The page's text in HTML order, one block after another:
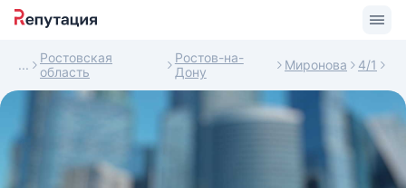
Ростовская
область
Ростов-на-
Дону
Миронова 4/1